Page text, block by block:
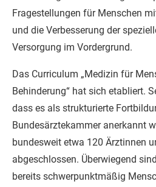
Fragestellungen für Menschen
und die Verbesserung der
Versorgung im Vordergrund.
Das Curriculum „Medizin für
Behinderung“ hat sich etabliert.
dass es als strukturierte
Bundesärztekammer anerkannt
bundesweit etwa 120 Ärztinnen
abgeschlossen. Überwiegend
bereits schwerpunktmäßig